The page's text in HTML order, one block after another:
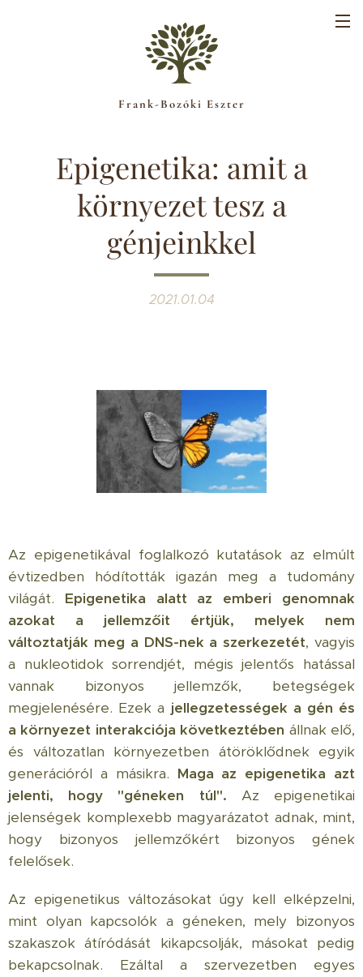
Frank-Bozóki Eszter
Epigenetika: amit a
környezet tesz a
génjeinkkel
2021.01.04
Az epigenetikával foglalkozó kutatások az elmúlt
évtizedben hódították igazán meg a tudomány
világát. Epigenetika alatt az emberi genomnak
azokat a jellemzőit értjük, melyek nem
változtatják meg a DNS-nek a szerkezetét, vagyis
a nukleotidok sorrendjét, mégis jelentős hatással
vannak bizonyos jellemzők, betegségek
megjelenésére. Ezek a jellegzetességek a gén és
a környezet interakciója következtében állnak elő,
és változatlan környezetben átöröklődnek egyik
generációról a másikra. Maga az epigenetika azt
jelenti, hogy "géneken túl". Az epigenetikai
jelenségek komplexebb magyarázatot adnak, mint,
hogy bizonyos jellemzőkért bizonyos gének
felelősek.
Az epigenetikus változásokat úgy kell elképzelni,
mint olyan kapcsolók a géneken, mely bizonyos
szakaszok átíródását kikapcsolják, másokat pedig
bekapcsolnak. Ezáltal a szervezetben egyes